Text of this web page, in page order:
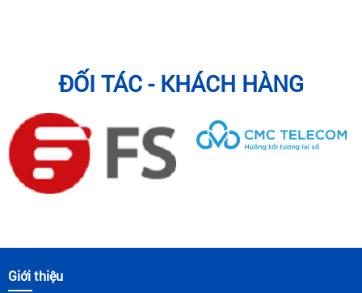
ĐỐI TÁC - KHÁCH HÀNG
Giới thiệu